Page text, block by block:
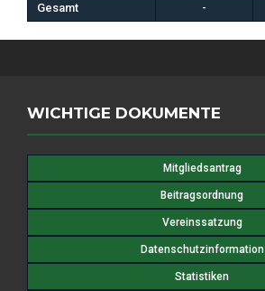
Gesamt -
WICHTIGE DOKUMENTE
Mitgliedsantrag
Beitragsordnung
Vereinssatzung
Datenschutzinformation
Statistiken